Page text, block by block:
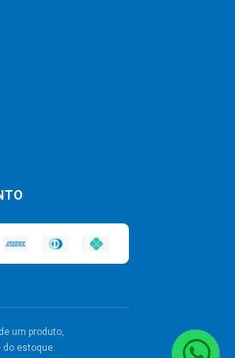
um produto,
do estoque.